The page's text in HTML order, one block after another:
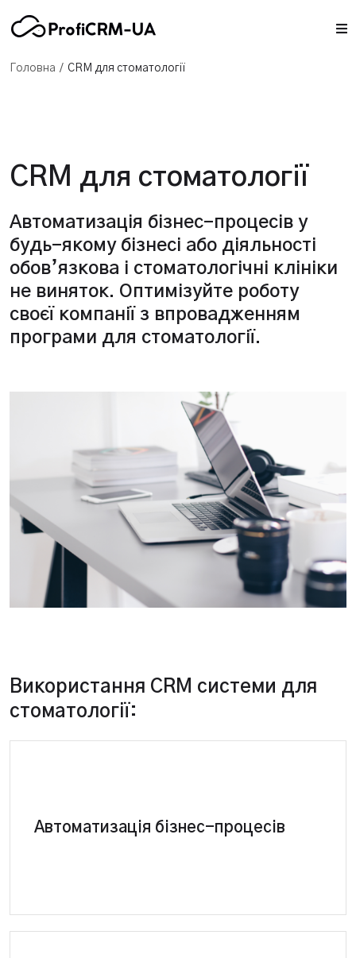
Головна / CRM для стоматології
CRM для стоматології
Автоматизація бізнес-процесів у
будь-якому бізнесі або діяльності
обов’язкова і стоматологічні клініки
не виняток. Оптимізуйте роботу
своєї компанії з впровадженням
програми для стоматології.
Використання CRM системи для
стоматології:
Автоматизація бізнес-процесів
CRM система сама виконує рутинні завдання та
складні операції